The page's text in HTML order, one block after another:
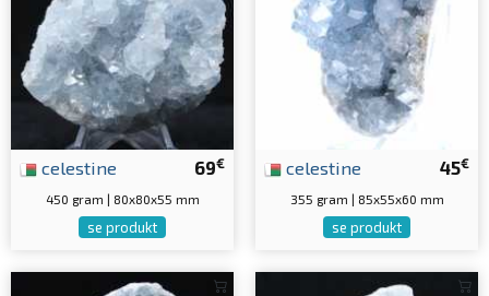
69€
celestine
450 gram | 80x80x55 mm
se produkt
45€
celestine
355 gram | 85x55x60 mm
se produkt